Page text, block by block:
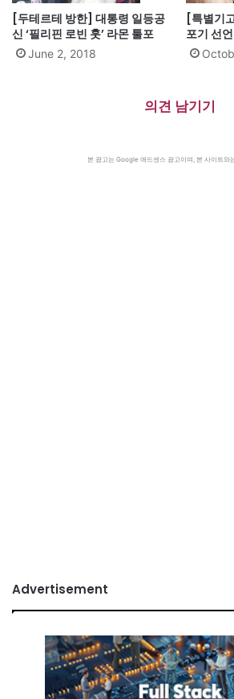
[두테르테 방한] 대통령 일등공
신 ‘필리핀 로빈 훗’ 라몬 툴포
June 2, 2018
[특별기
포기 선
의견 남기기
본 광고는 Google 애드센스 광고이며, 본 사이트와
Advertisement